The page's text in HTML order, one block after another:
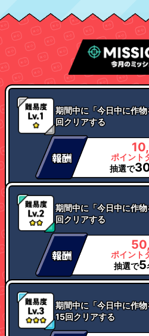
てた野菜を使ってスー
スープを作ってお友達
ーションアイテムもゲットできる
ハッピーベジフルには
自分だけのかわいい農園を作ろう ━━ ✦
たる、抽選会場
を収穫したときに貰え
される抽選会場のガラ
期間中に「今日中に作
回クリアする
ポイント
抽選で
期間中に「今日中に作
回クリアする
ポイント
抽選で5
期間中に「今日中に作
15回クリアする